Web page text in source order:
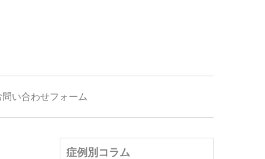
問い合わせフォーム
症例別コラム